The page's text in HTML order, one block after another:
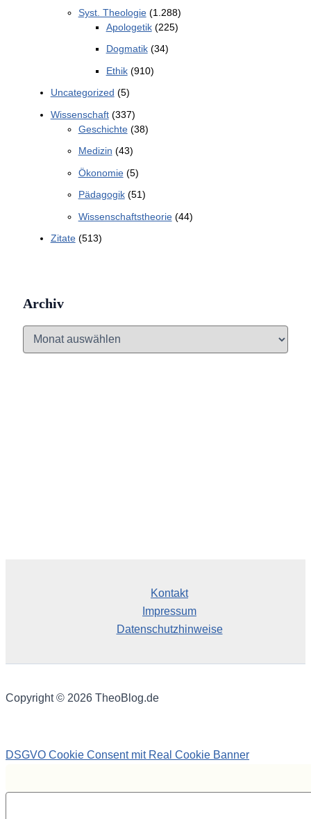
Syst. Theologie(1.288)
Apologetik(225)
Dogmatik(34)
Ethik(910)
Uncategorized (5)
Wissenschaft(337)
Geschichte(38)
Medizin (43)
Ökonomie(5)
Pädagogik(51)
Wissenschaftstheorie(44)
Zitate(513)
Archiv
Kontakt
Impressum
Datenschutzhinweise
Copyright © 2026 TheoBlog.de
DSGVO Cookie Consent mit Real Cookie Banner